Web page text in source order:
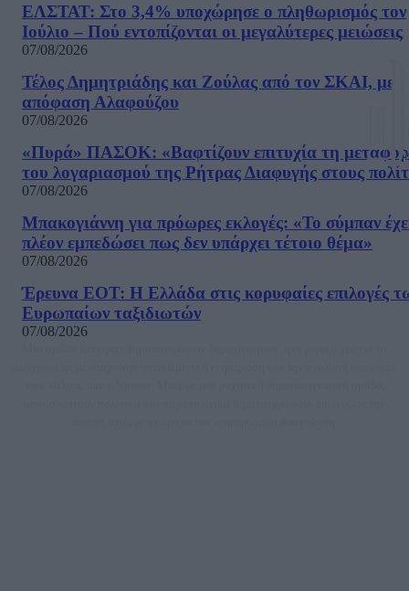
ΕΛΣΤΑΤ: Στο 3,4% υποχώρησε ο πληθωρισμός τον
Ιούλιο – Πού εντοπίζονται οι μεγαλύτερες μειώσεις
07/08/2026
Τέλος Δημητριάδης και Ζούλας από τον ΣΚΑΙ, με
απόφαση Αλαφούζου
07/08/2026
«Πυρά» ΠΑΣΟΚ: «Βαφτίζουν επιτυχία τη
του λογαριασμού της Ρήτρας Διαφυγής στους
07/08/2026
Μπακογιάννη για πρόωρες εκλογές: «Το σύμπαν
πλέον εμπεδώσει πως δεν υπάρχει τέτοιο θέμα»
07/08/2026
Έρευνα ΕΟΤ: Η Ελλάδα στις κορυφαίες επιλογές
Ευρωπαίων ταξιδιωτών
07/08/2026